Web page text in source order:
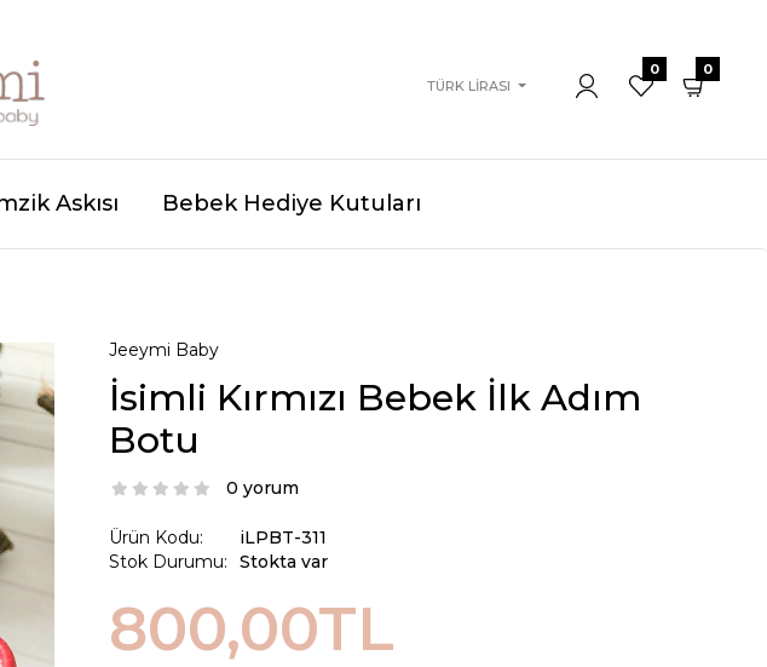
TÜRK LIRASI
0 0
Askısı Bebek Hediye Kutuları
Jeeymi Baby
İsimli Kırmızı Bebek İlk Adım
Botu
0 yorum
Ürün Kodu:
Stok Durumu:
iLPBT-311
Stokta var
800,00TL